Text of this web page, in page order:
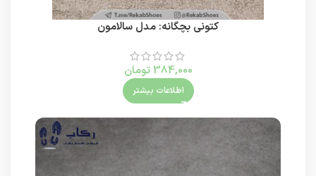
کتونی بچگانه: مدل سالامون
384,000 تومان
اطلاعات بیشتر